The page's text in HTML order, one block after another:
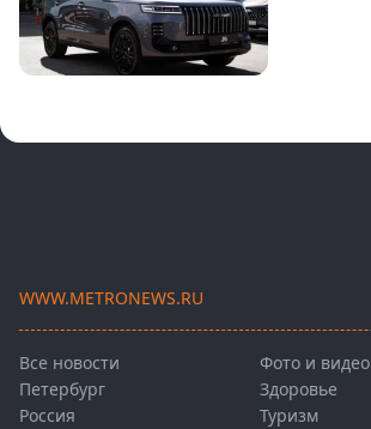
WWW.METRONEWS.RU
Все новости
Петербург
Россия
Фото и видео
Здоровье
Туризм